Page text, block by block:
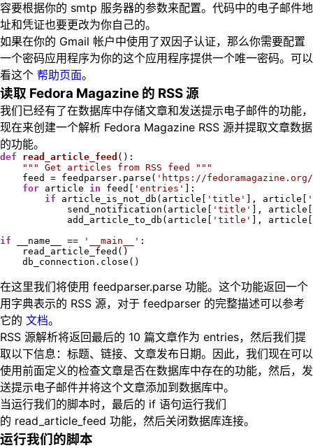
容要根据你的 smtp 服务器的参数来配置。代码中的电子邮件地
址和凭证也要更改为你自己的。
如果在你的 Gmail 帐户中使用了双因子认证，那么你需要配置
一个密码应用程序为你的这个应用程序提供一个唯一密码。可以
看这个 帮助页面。
读取 Fedora Magazine 的 RSS 源
我们已经有了在数据库中存储文章和发送提示电子邮件的功能，
现在来创建一个解析 Fedora Magazine RSS 源并提取文章数据
的功能。
def read_article_feed () :
""" Get articles from RSS feed """
    feed = feedparser.parse(
'https://
for article in feed[ 'entries'
]:
if article_is_not_db(article[ 'title' ], article[
            send_notification(article[
'title'
], article[
            add_article_to_db(article[
'title'
], article[
if __name__ == '__main__' :
    read_article_feed()
    db_connection.close()
在这里我们将使用 feedparser.parse 功能。这个功能返回一个
用字典表示的 RSS 源，对于 feedparser 的完整描述可以参考
它的 文档。
RSS 源解析将返回最后的 10 篇文章作为 entries，然后我们提
取以下信息：标题、链接、文章发布日期。因此，我们现在可以
使用前面定义的检查文章是否在数据库中存在的功能，然后，发
送提示电子邮件并将这个文章添加到数据库中。
当运行我们的脚本时，最后的 if 语句运行我们
的 read_article_feed 功能，然后关闭数据库连接。
运行我们的脚本